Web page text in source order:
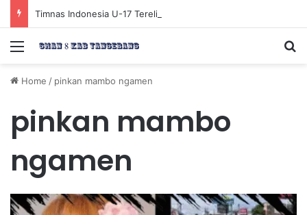
Menu
Home / pinkan mambo ngamen
pinkan mambo
ngamen